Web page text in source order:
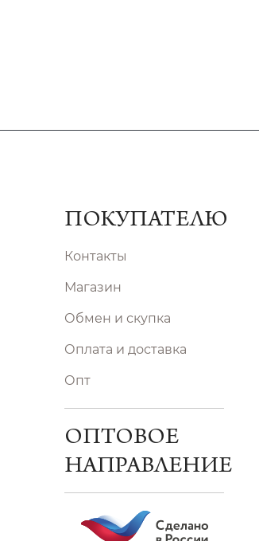
ПОКУПАТЕЛЮ
Контакты
Магазин
Обмен и скупка
Оплата и доставка
Опт
ОПТОВОЕ
НАПРАВЛЕНИЕ